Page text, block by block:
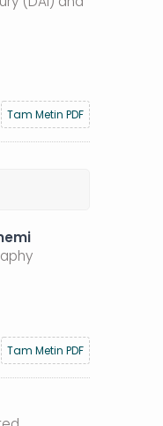
Tam Metin PDF
Tam Metin PDF